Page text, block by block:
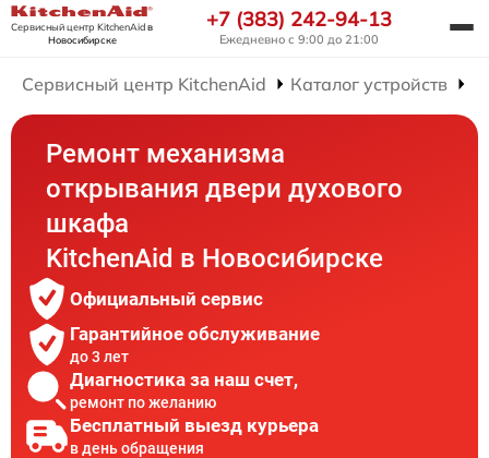
Сервисный центр KitchenAidв
Новосибирске
+7 (383) 242-94-13
Ежедневно с 9:00 до 21:00
Сервисный центр KitchenAid Каталог устройств
Ремонт механизма
открывания двери духового
шкафа
KitchenAid в Новосибирске
Официальный сервис
Гарантийное обслуживание
до 3 лет
Диагностика за наш счет,
ремонт по желанию
Бесплатный выезд курьера
в день обращения